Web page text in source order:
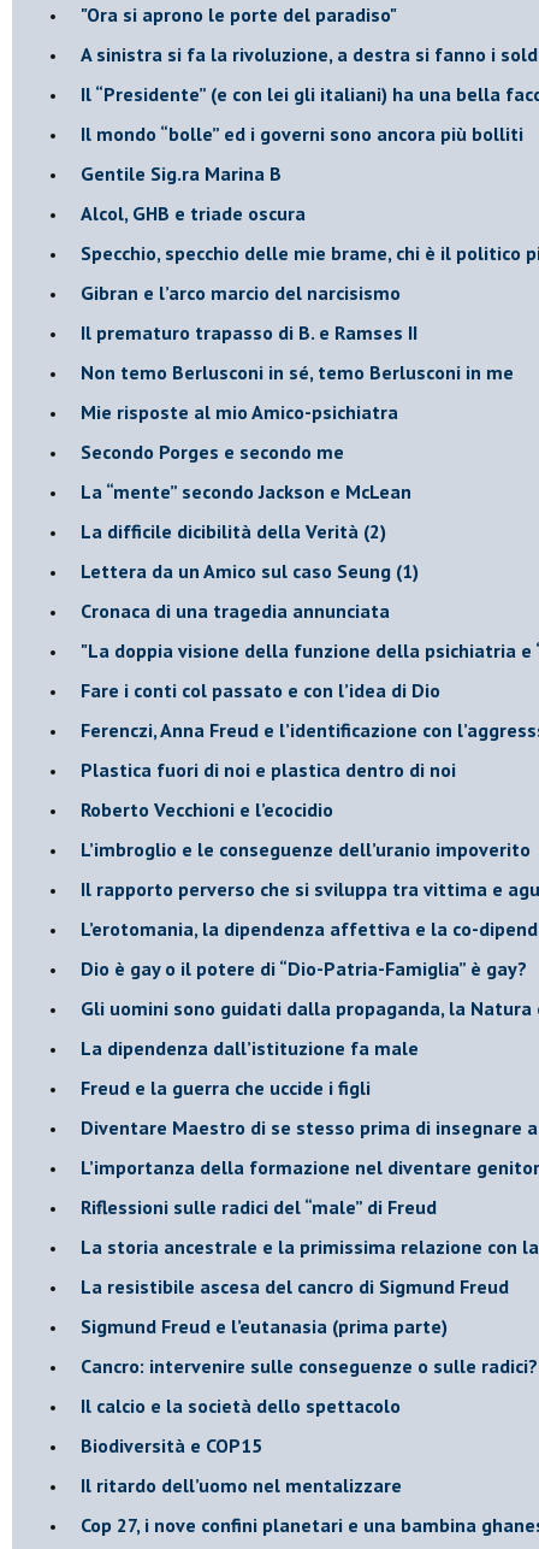
"Ora si aprono le porte del paradiso"
​A sinistra si fa la rivoluzione, a destra si fanno i
​Il “Presidente” (e con lei gli italiani) ha una bella
​Il mondo “bolle” ed i governi sono ancora più bolliti
​Gentile Sig.ra Marina B
​Alcol, GHB e triade oscura
​Specchio, specchio delle mie brame, chi è il politico
​Gibran e l’arco marcio del narcisismo
​Il prematuro trapasso di B. e Ramses II
​Non temo Berlusconi in sé, temo Berlusconi in me
​Mie risposte al mio Amico-psichiatra
​Secondo Porges e secondo me
​La “mente” secondo Jackson e McLean
La difficile dicibilità della Verità (2)
​Lettera da un Amico sul caso Seung (1)
​Cronaca di una tragedia annunciata
"​La doppia visione della funzione della psichiatria e
​Fare i conti col passato e con l’idea di Dio
​Ferenczi, Anna Freud e l’identificazione con
Plastica fuori di noi e plastica dentro di noi
​Roberto Vecchioni e l’ecocidio
​L’imbroglio e le conseguenze dell’uranio impoverito
​Il rapporto perverso che si sviluppa tra vittima e
L’erotomania, la dipendenza affettiva e la co-
​Dio è gay o il potere di “Dio-Patria-Famiglia” è gay?
​Gli uomini sono guidati dalla propaganda, la
La dipendenza dall’istituzione fa male
​Freud e la guerra che uccide i figli
​Diventare Maestro di se stesso prima di insegnare
L’importanza della formazione nel diventare
Riflessioni sulle radici del “male” di Freud
​La storia ancestrale e la primissima relazione con
​La resistibile ascesa del cancro di Sigmund Freud
Sigmund Freud e l’eutanasia (prima parte)
Cancro: intervenire sulle conseguenze o sulle radici?
​Il calcio e la società dello spettacolo
Biodiversità e COP15
​Il ritardo dell’uomo nel mentalizzare
​Cop 27, i nove confini planetari e una bambina